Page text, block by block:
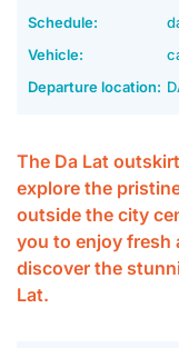
Schedule:
Vehicle:
Departure location:
The Da Lat
explore the
outside the city
you to enjoy fresh
discover the
Lat.